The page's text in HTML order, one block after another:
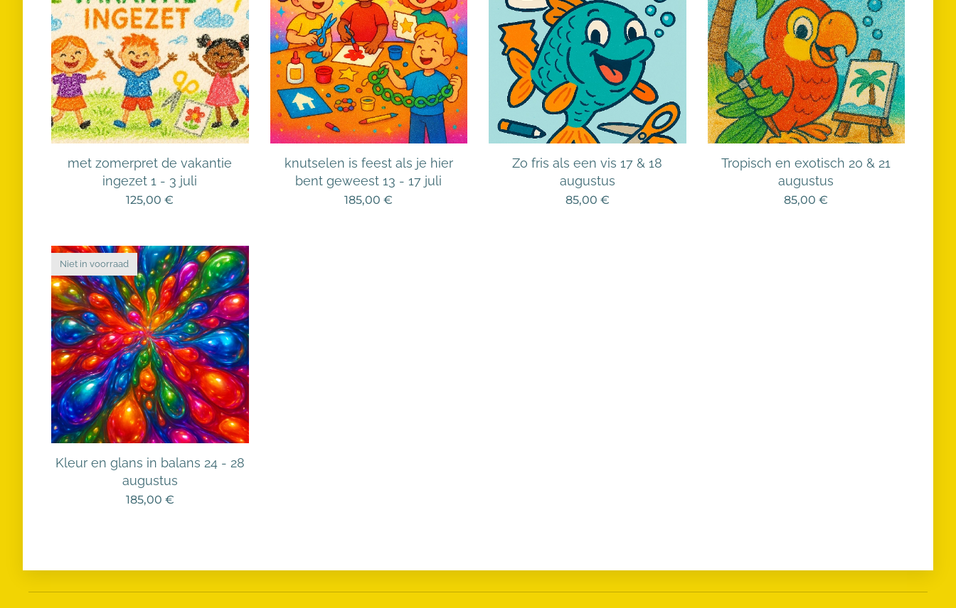
met zomerpret de vakantie
ingezet 1 - 3 juli
125,00 €
knutselen is feest als je hier
bent geweest 13 - 17 juli
185,00 €
Zo fris als een vis 17 & 18
augustus
85,00 €
Tropisch en exotisch 20 & 21
augustus
85,00 €
Kleur en glans in balans 24 - 28
augustus
Niet in voorraad
185,00 €